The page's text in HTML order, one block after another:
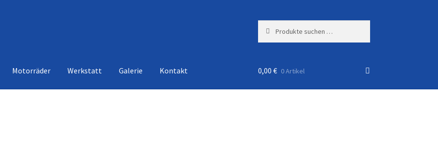
nach:
Motorräder Werkstatt Galerie Kontakt 0,00 € 0 Artikel